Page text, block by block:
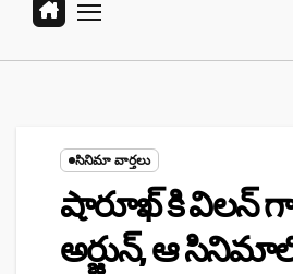
సినిమా వార్తలు
షారూఖ్ కి విలన్ గా
అర్జున్, ఆ